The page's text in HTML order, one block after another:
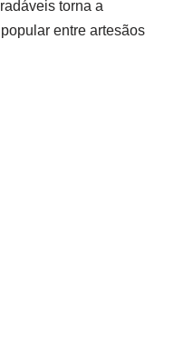
torna a
entre artesãos